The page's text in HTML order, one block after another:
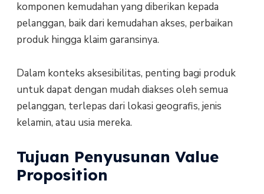
komponen kemudahan yang diberikan kepada
pelanggan, baik dari kemudahan akses, perbaikan
produk hingga klaim garansinya.
Dalam konteks aksesibilitas, penting bagi produk
untuk dapat dengan mudah diakses oleh semua
pelanggan, terlepas dari lokasi geografis, jenis
kelamin, atau usia mereka.
Tujuan Penyusunan Value
Proposition